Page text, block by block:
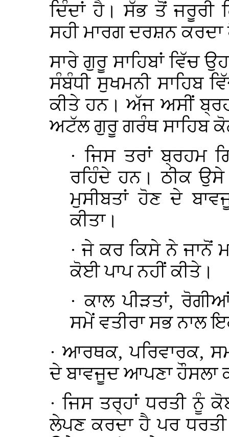
ਦਿੰਦਾਂ ਹੈ। ਸੱਭ ਤੋਂ ਜਰੂਰੀ
ਸਹੀ ਮਾਰਗ ਦਰਸ਼ਨ ਕਰਦਾ
ਸਾਰੇ ਗੁਰੂ ਸਾਹਿਬਾਂ ਵਿੱਚ
ਸੰਬੰਧੀ ਸੁਖਮਨੀ ਸਾਹਿਬ
ਕੀਤੇ ਹਨ। ਅੱਜ ਅਸੀਂ
ਅਟੱਲ ਗੁਰੂ ਗਰੰਥ ਸਾਹਿਬ
·ਜਿਸ ਤਰਾਂ ਬ੍ਰਹਮ
ਰਹਿੰਦੇ ਹਨ। ਠੀਕ
ਮੁਸੀਬਤਾਂ ਹੋਣ ਦੇ
ਕੀਤਾ।
·ਜੇ ਕਰ ਕਿਸੇ ਨੇ ਜਾਨੋਂ
ਕੋਈ ਪਾਪ ਨਹੀਂ ਕੀਤੇ।
·ਕਾਲ ਪੀੜਤਾਂ,
ਸਮੇਂ ਵਤੀਰਾ ਸਭ ਨਾਲ
·ਆਰਥਕ, ਪਰਿਵਾਰਕ,
ਦੇ ਬਾਵਜੂਦ ਆਪਣਾ
·ਜਿਸ ਤਰ੍ਹਾਂ ਧਰਤੀ ਨੂੰ
ਲੇਪਣ ਕਰਦਾ ਹੈ ਪਰ